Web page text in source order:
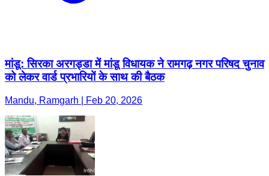
मांडू: सिरका अरगड्डा में मांडू विधायक ने रामगढ़ नगर परिषद चुनाव
को लेकर वार्ड प्रभारियों के साथ की बैठक
Mandu, Ramgarh | Feb 20, 2026